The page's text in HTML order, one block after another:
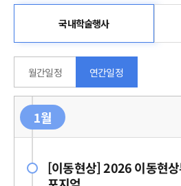
국내학술행사
월간일정 연간일정
1월
[이동현상] 2026 이동현